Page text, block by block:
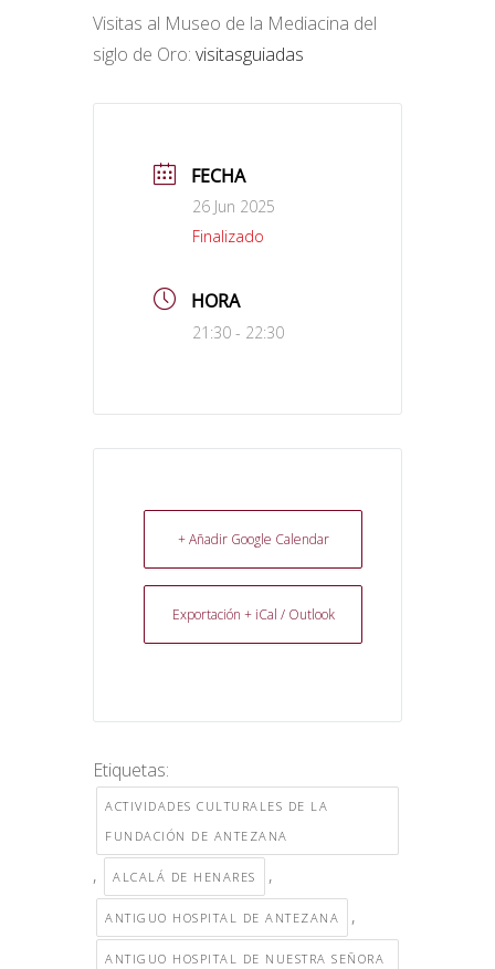
Visitas al Museo de la Mediacina del
siglo de Oro: visitasguiadas
FECHA
26 Jun 2025
Finalizado
HORA
21:30 - 22:30
+ Añadir Google Calendar
Exportación + iCal / Outlook
Etiquetas:
ACTIVIDADES CULTURALES DE LA
FUNDACIÓN DE ANTEZANA
, ALCALÁ DE HENARES ,
ANTIGUO HOSPITAL DE ANTEZANA ,
ANTIGUO HOSPITAL DE NUESTRA SEÑORA